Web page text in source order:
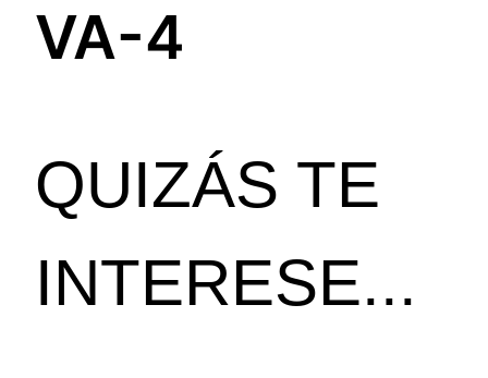
VA-4
QUIZÁS TE
INTERESE...